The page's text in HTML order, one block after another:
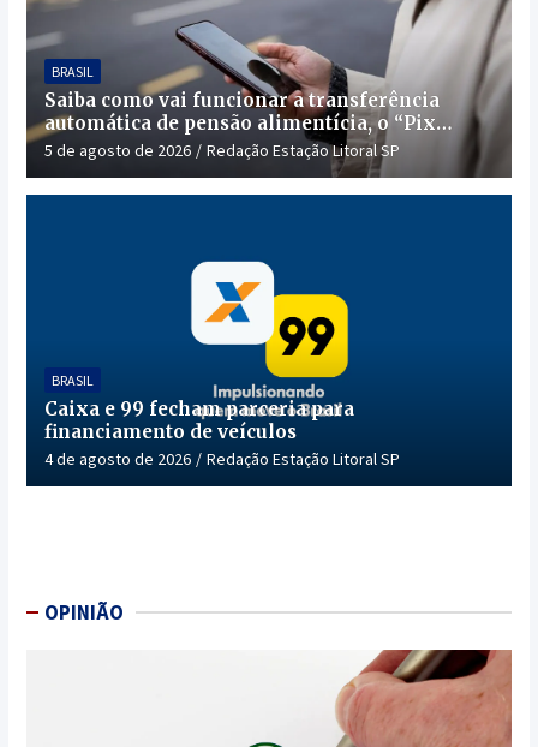
BRASIL
Saiba como vai funcionar a transferência
automática de pensão alimentícia, o “Pix
Pensão”
5 de agosto de 2026 Redação Estação Litoral SP
BRASIL
Caixa e 99 fecham parceria para
financiamento de veículos
4 de agosto de 2026 Redação Estação Litoral SP
OPINIÃO